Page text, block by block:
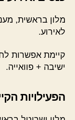
מלון בראשית,
לאירוע.
קיימת אפשרות
ישיבה + פוואייה.
הפעילויות